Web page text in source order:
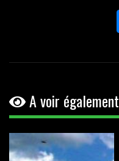
A voir également